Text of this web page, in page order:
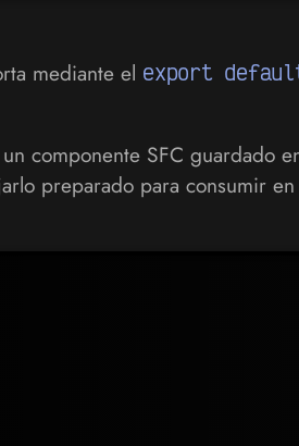
mediante el export
componente SFC guardado
preparado para consumir